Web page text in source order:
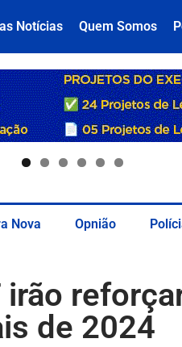
Notícias Quem Somos
Nova Opnião
de 2024